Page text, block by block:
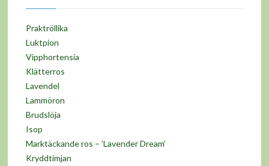
Praktröllika
Luktpion
Vipphortensia
Klätterros
Lavendel
Lammöron
Brudslöja
Isop
Marktäckande ros – ’Lavender Dream’
Kryddtimjan